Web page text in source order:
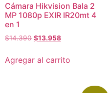
Cámara Hikvision Bala 2
MP 1080p EXIR IR20mt 4
en 1
$14.390 $13.958
Agregar al carrito